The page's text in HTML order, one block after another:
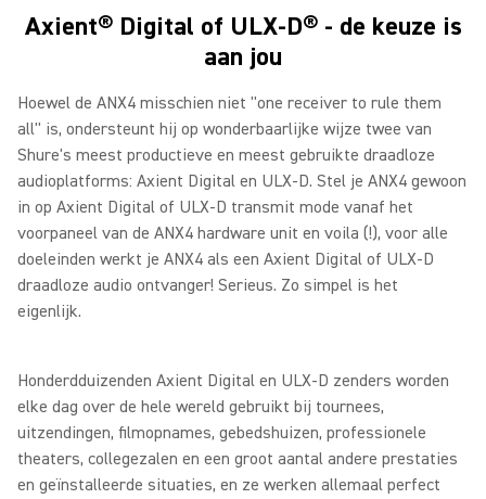
Axient® Digital of ULX-D® - de keuze is
aan jou
Hoewel de ANX4 misschien niet "one receiver to rule them
all" is, ondersteunt hij op wonderbaarlijke wijze twee van
Shure's meest productieve en meest gebruikte draadloze
audioplatforms: Axient Digital en ULX-D. Stel je ANX4 gewoon
in op Axient Digital of ULX-D transmit mode vanaf het
voorpaneel van de ANX4 hardware unit en voila (!), voor alle
doeleinden werkt je ANX4 als een Axient Digital of ULX-D
draadloze audio ontvanger! Serieus. Zo simpel is het
eigenlijk.
Honderdduizenden Axient Digital en ULX-D zenders worden
elke dag over de hele wereld gebruikt bij tournees,
uitzendingen, filmopnames, gebedshuizen, professionele
theaters, collegezalen en een groot aantal andere prestaties
en geïnstalleerde situaties, en ze werken allemaal perfect